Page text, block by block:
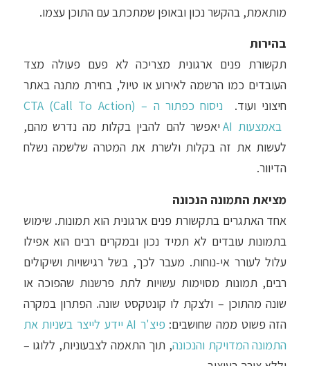
מותאמת, בהקשר נכון ובאופן שמתכתב עם התוכן עצמו.
בהירות
תקשורת פנים ארגונית מצריכה לא פעם פעולה מצד
העובדים כמו הרשמה לאירוע או טיול, בחירת מתנה באתר
חיצוני ועוד.
ניסוח כפתור ה – CTA (Call To Action)
באמצעות AI
יאפשר להם להבין בקלות מה נדרש מהם,
לעשות את זה בקלות ולשרת את המטרה שלשמה נשלח
הדיוור.
מציאת התמונה הנכונה
אחד האתגרים בתקשורת פנים ארגונית הוא תמונות. שימוש
בתמונות עובדים לא תמיד נכון ובמקרים רבים הוא אפילו
עלול לעורר אי-נוחות. מעבר לכך, בשל רגישויות ושיקולים
רבים, תמונות מסוימות עשויות לתת פרשנות שהפוכה או
שונה מהתוכן – ולצקת לו קונטקסט שונה. הפתרון במקרה
הזה פשוט ממה שחושבים:
פיצ'ר AI יידע לייצר בשניות את
התמונה המדויקת והנכונה, תוך התאמה לצבעוניות, ללוגו –